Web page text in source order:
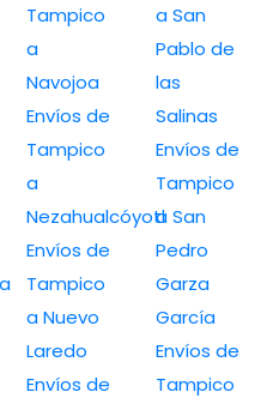
Tampico
a
Navojoa
Envíos de
Tampico
a
Nezahualcóyotl
Envíos de
Tampico
a Nuevo
Laredo
Envíos de
a San
Pablo de
las
Salinas
Envíos de
Tampico
a San
Pedro
Garza
García
Envíos de
Tampico